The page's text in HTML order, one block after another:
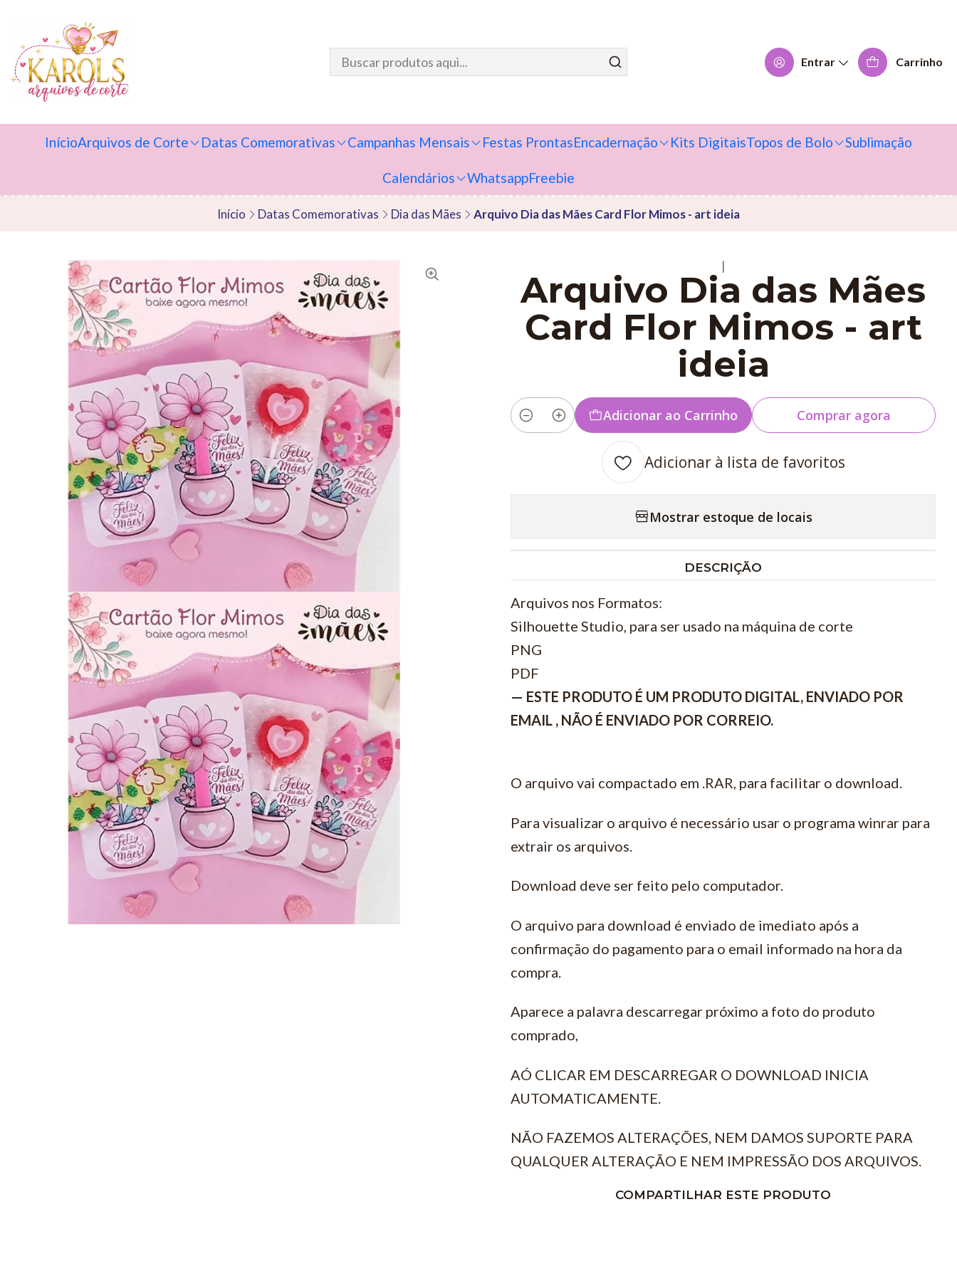
Entrar Carrinho
InícioArquivos de Corte Datas Comemorativas Campanhas Mensais Festas ProntasEncadernação Kits DigitaisTopos de Bolo Sublimação
Calendários WhatsappFreebie
Início Datas Comemorativas Dia das Mães Arquivo Dia das Mães Card Flor Mimos - art ideia
|
Arquivo Dia das Mães
Card Flor Mimos - art
ideia
Quantidade
Adicionar ao Carrinho Comprar agora
Adicionar à lista de favoritos
Mostrar estoque de locais
DESCRIÇÃO
Arquivos nos Formatos:
Silhouette Studio, para ser usado na máquina de corte
PNG
PDF
— ESTE PRODUTO É UM PRODUTO DIGITAL, ENVIADO POR
EMAIL , NÃO É ENVIADO POR CORREIO.
O arquivo vai compactado em .RAR, para facilitar o download.
Para visualizar o arquivo é necessário usar o programa winrar para
extrair os arquivos.
Download deve ser feito pelo computador.
O arquivo para download é enviado de imediato após a
confirmação do pagamento para o email informado na hora da
compra.
Aparece a palavra descarregar próximo a foto do produto
comprado,
AÓ CLICAR EM DESCARREGAR O DOWNLOAD INICIA
AUTOMATICAMENTE.
NÃO FAZEMOS ALTERAÇÕES, NEM DAMOS SUPORTE PARA
QUALQUER ALTERAÇÃO E NEM IMPRESSÃO DOS ARQUIVOS.
COMPARTILHAR ESTE PRODUTO